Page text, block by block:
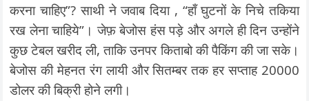
करना चाहिए”? साथी ने जवाब दिया , “हाँ घुटनों के निचे तकिया
रख लेना चाहिये”। जेफ़ बेजोस हंस पड़े और अगले ही दिन उन्होंने
कुछ टेबल खरीद ली, ताकि उनपर किताबो की पैकिंग की जा सके।
बेजोस की मेहनत रंग लायी और सितम्बर तक हर सप्ताह 20000
डोलर की बिक्री होने लगी।